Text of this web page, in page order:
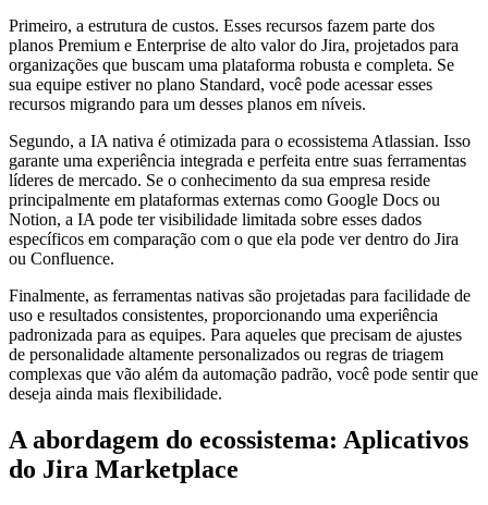
Primeiro, a estrutura de custos. Esses recursos fazem parte dos
planos Premium e Enterprise de alto valor do Jira, projetados para
organizações que buscam uma plataforma robusta e completa. Se
sua equipe estiver no plano Standard, você pode acessar esses
recursos migrando para um desses planos em níveis.
Segundo, a IA nativa é otimizada para o ecossistema Atlassian. Isso
garante uma experiência integrada e perfeita entre suas ferramentas
líderes de mercado. Se o conhecimento da sua empresa reside
principalmente em plataformas externas como Google Docs ou
Notion, a IA pode ter visibilidade limitada sobre esses dados
específicos em comparação com o que ela pode ver dentro do Jira
ou Confluence.
Finalmente, as ferramentas nativas são projetadas para facilidade de
uso e resultados consistentes, proporcionando uma experiência
padronizada para as equipes. Para aqueles que precisam de ajustes
de personalidade altamente personalizados ou regras de triagem
complexas que vão além da automação padrão, você pode sentir que
deseja ainda mais flexibilidade.
A abordagem do ecossistema: Aplicativos
do Jira Marketplace